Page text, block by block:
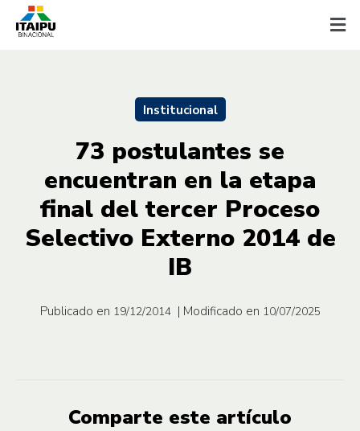
Institucional
73 postulantes se
encuentran en la etapa
final del tercer Proceso
Selectivo Externo 2014 de
IB
Publicado en 19/12/2014 | Modificado en 10/07/2025
Comparte este artículo